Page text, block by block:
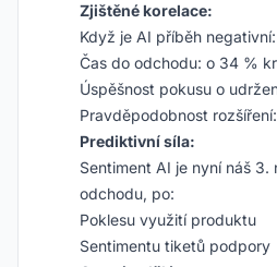
Zjištěné korelace:
Když je AI příběh negativní:
Čas do odchodu: o 34 %
Úspěšnost pokusu o
Pravděpodobnost
Prediktivní síla:
Sentiment AI je nyní náš 3.
odchodu, po:
Poklesu využití produktu
Sentimentu tiketů podpory